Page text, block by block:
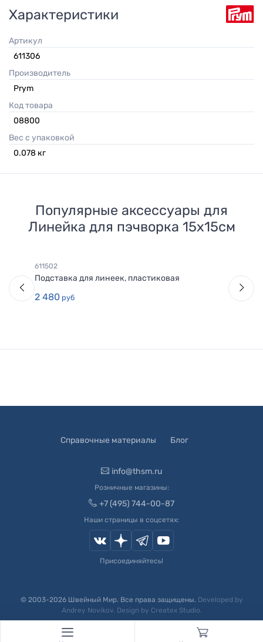
Характеристики
Артикул
611306
Производитель
Prym
Код товара
08800
Вес с упаковкой
0.078 кг
Популярные аксессуары для
Линейка для пэчворка 15х15см
611502
Подставка для линеек, пластиковая
2 480 руб
Справочные материалы Блог
info@thsm.ru
Розничные магазины:
+7 (495) 744-00-87
Наши страницы в соцсетях:
Присоединяйтесь!
© 2003-2026Швейный Мир. Все права защищены. Developed by
Andrey Novikov. Design by Createx Studio.